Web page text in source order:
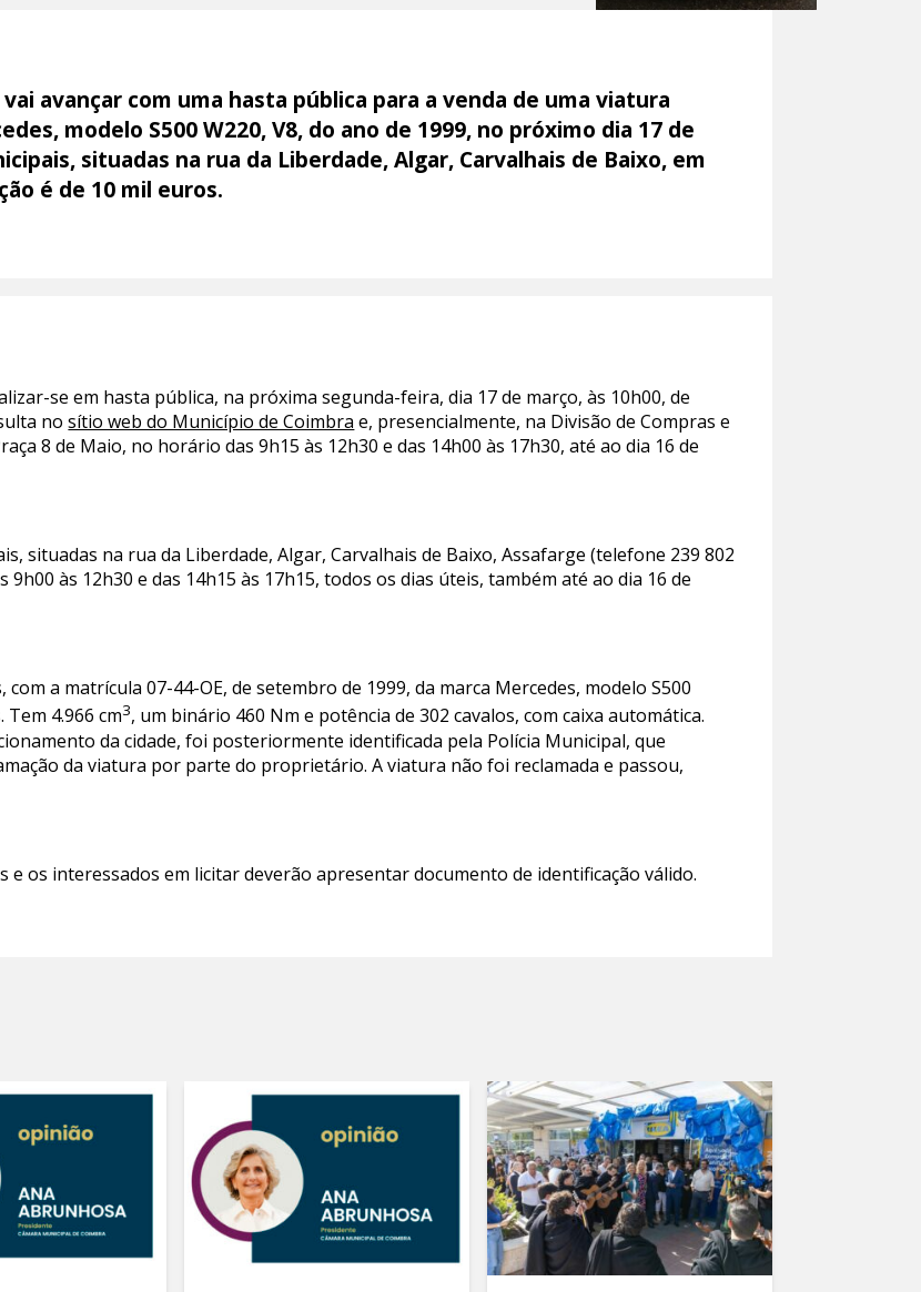
avançar com uma hasta pública para a venda de uma viatura
modelo S500 W220, V8, do ano de 1999, no próximo dia 17 de
situadas na rua da Liberdade, Algar, Carvalhais de Baixo, em
é de 10 mil euros.
se em hasta pública, na próxima segunda-feira, dia 17 de março, às 10h00, de
nosítio web do Município de Coimbra e, presencialmente, na Divisão de Compras e
8 de Maio, no horário das 9h15 às 12h30 e das 14h00 às 17h30, até ao dia 16 de
situadas na rua da Liberdade, Algar, Carvalhais de Baixo, Assafarge (telefone 239 802
às 12h30 e das 14h15 às 17h15, todos os dias úteis, também até ao dia 16 de
a matrícula 07-44-OE, de setembro de 1999, da marca Mercedes, modelo S500
4.966 cm3, um binário 460 Nm e potência de 302 cavalos, com caixa automática.
da cidade, foi posteriormente identificada pela Polícia Municipal, que
da viatura por parte do proprietário. A viatura não foi reclamada e passou,
e os interessados em licitar deverão apresentar documento de identificação válido.